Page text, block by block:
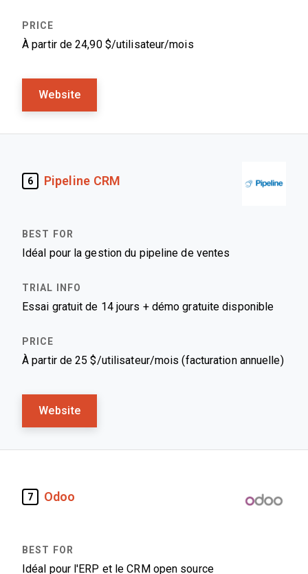
À partir de 24,90 $/utilisateur/mois
Website
6 Pipeline CRM
Idéal pour la gestion du pipeline de ventes
Essai gratuit de 14 jours + démo gratuite disponible
À partir de 25 $/utilisateur/mois (facturation annuelle)
Website
7 Odoo
Idéal pour l'ERP et le CRM open source